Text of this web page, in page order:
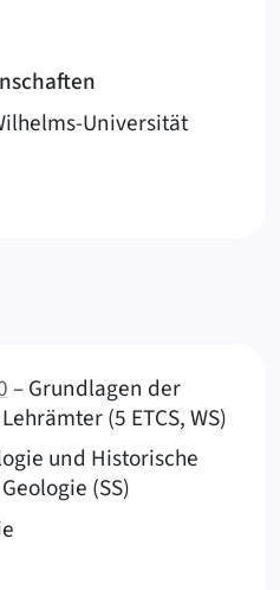
Universität
– Grundlagen der
(5 ETCS, WS)
und Historische
(SS)